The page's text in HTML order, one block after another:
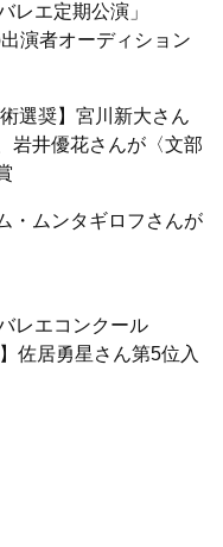
レエ定期公演」
演者オーディション
選奨】宮川新大さん
岩井優花さんが〈文部
・ムンタギロフさんが
レエコンクール
佐居勇星さん第5位入